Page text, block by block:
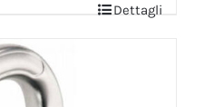
Dettagli